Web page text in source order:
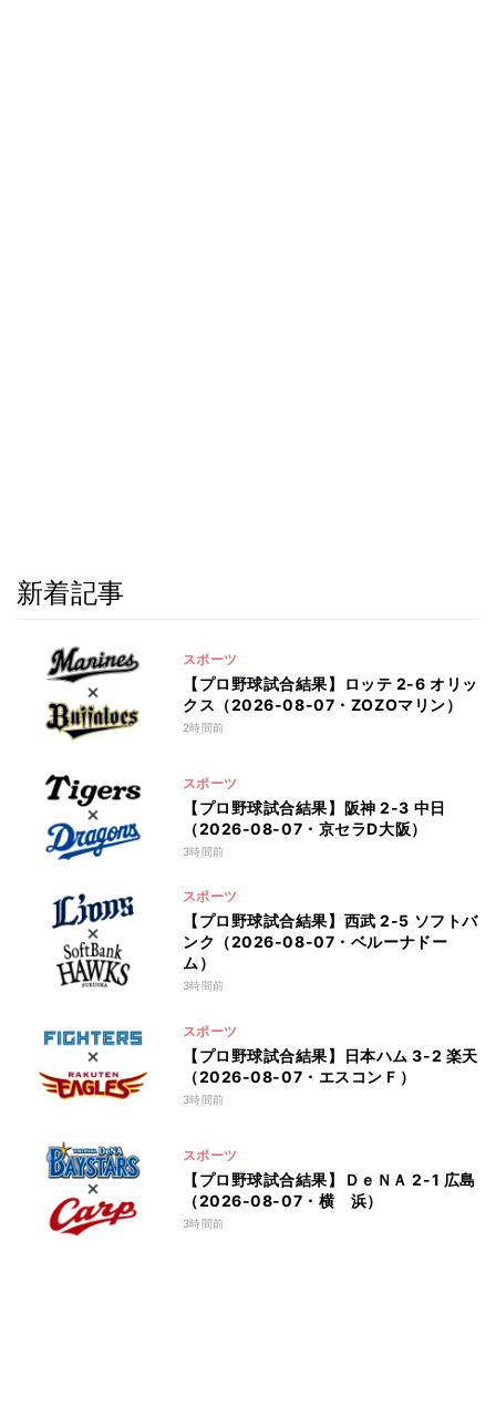
新着記事
スポーツ
【プロ野球試合結果】ロッテ 2-6 オリッ
クス（2026-08-07・ZOZOマリン）
2時間前
スポーツ
【プロ野球試合結果】阪神 2-3 中日
（2026-08-07・京セラD大阪）
3時間前
スポーツ
【プロ野球試合結果】西武 2-5 ソフトバ
ンク（2026-08-07・ベルーナドー
ム）
3時間前
スポーツ
【プロ野球試合結果】日本ハム 3-2 楽天
（2026-08-07・エスコンＦ）
3時間前
スポーツ
【プロ野球試合結果】ＤｅＮＡ 2-1 広島
（2026-08-07・横 浜）
3時間前